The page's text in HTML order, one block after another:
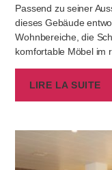
Passend zu seiner
dieses Gebäude
Wohnbereiche, die
komfortable Möbel im
LIRE LA SUITE